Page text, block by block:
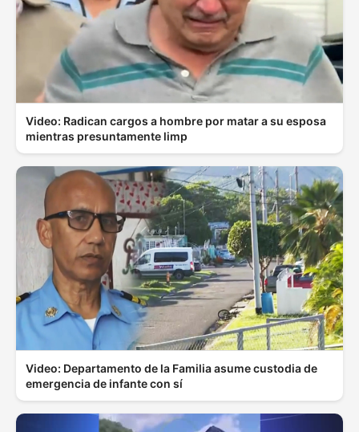
Video: Radican cargos a hombre por matar a su esposa
mientras presuntamente limp
Video: Departamento de la Familia asume custodia de
emergencia de infante con sí